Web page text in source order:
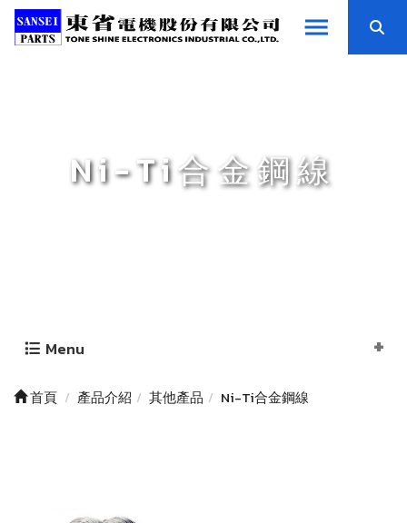
Ni-Ti合金鋼線
Menu
首頁 產品介紹 其他產品 Ni-Ti合金鋼線